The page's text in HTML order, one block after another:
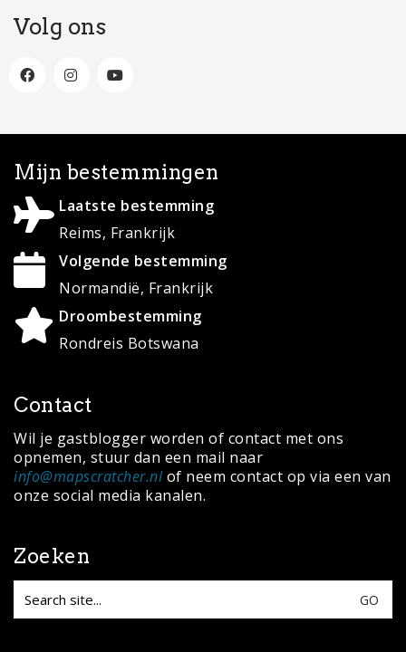
Volg ons
Mijn bestemmingen
Laatste bestemming
Reims, Frankrijk
Volgende bestemming
Normandië, Frankrijk
Droombestemming
Rondreis Botswana
Contact
Wil je gastblogger worden of contact met ons
opnemen, stuur dan een mail naar
info@mapscratcher.nlof neem contact op via een van
onze social media kanalen.
Zoeken
Search
for: